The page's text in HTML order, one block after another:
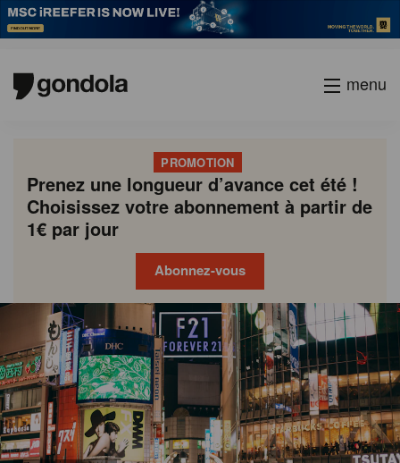
menu
PROMOTION
Prenez une longueur d’avance cet été !
Choisissez votre abonnement à partir de
1€ par jour
Abonnez-vous
Gondola
academy
Gondola